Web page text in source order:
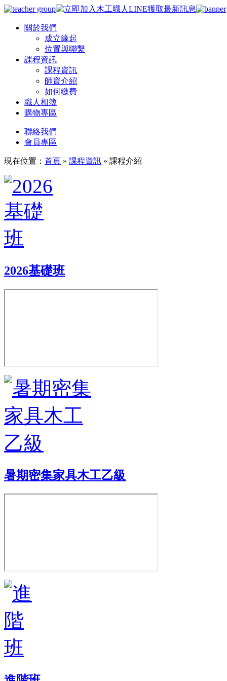
關於我們
成立緣起
位置與聯繫
課程資訊
課程資訊
師資介紹
如何繳費
職人相簿
購物專區
聯絡我們
會員專區
現在位置： 首頁 » 課程資訊 » 課程介紹
2026基礎班
暑期密集家具木工乙級